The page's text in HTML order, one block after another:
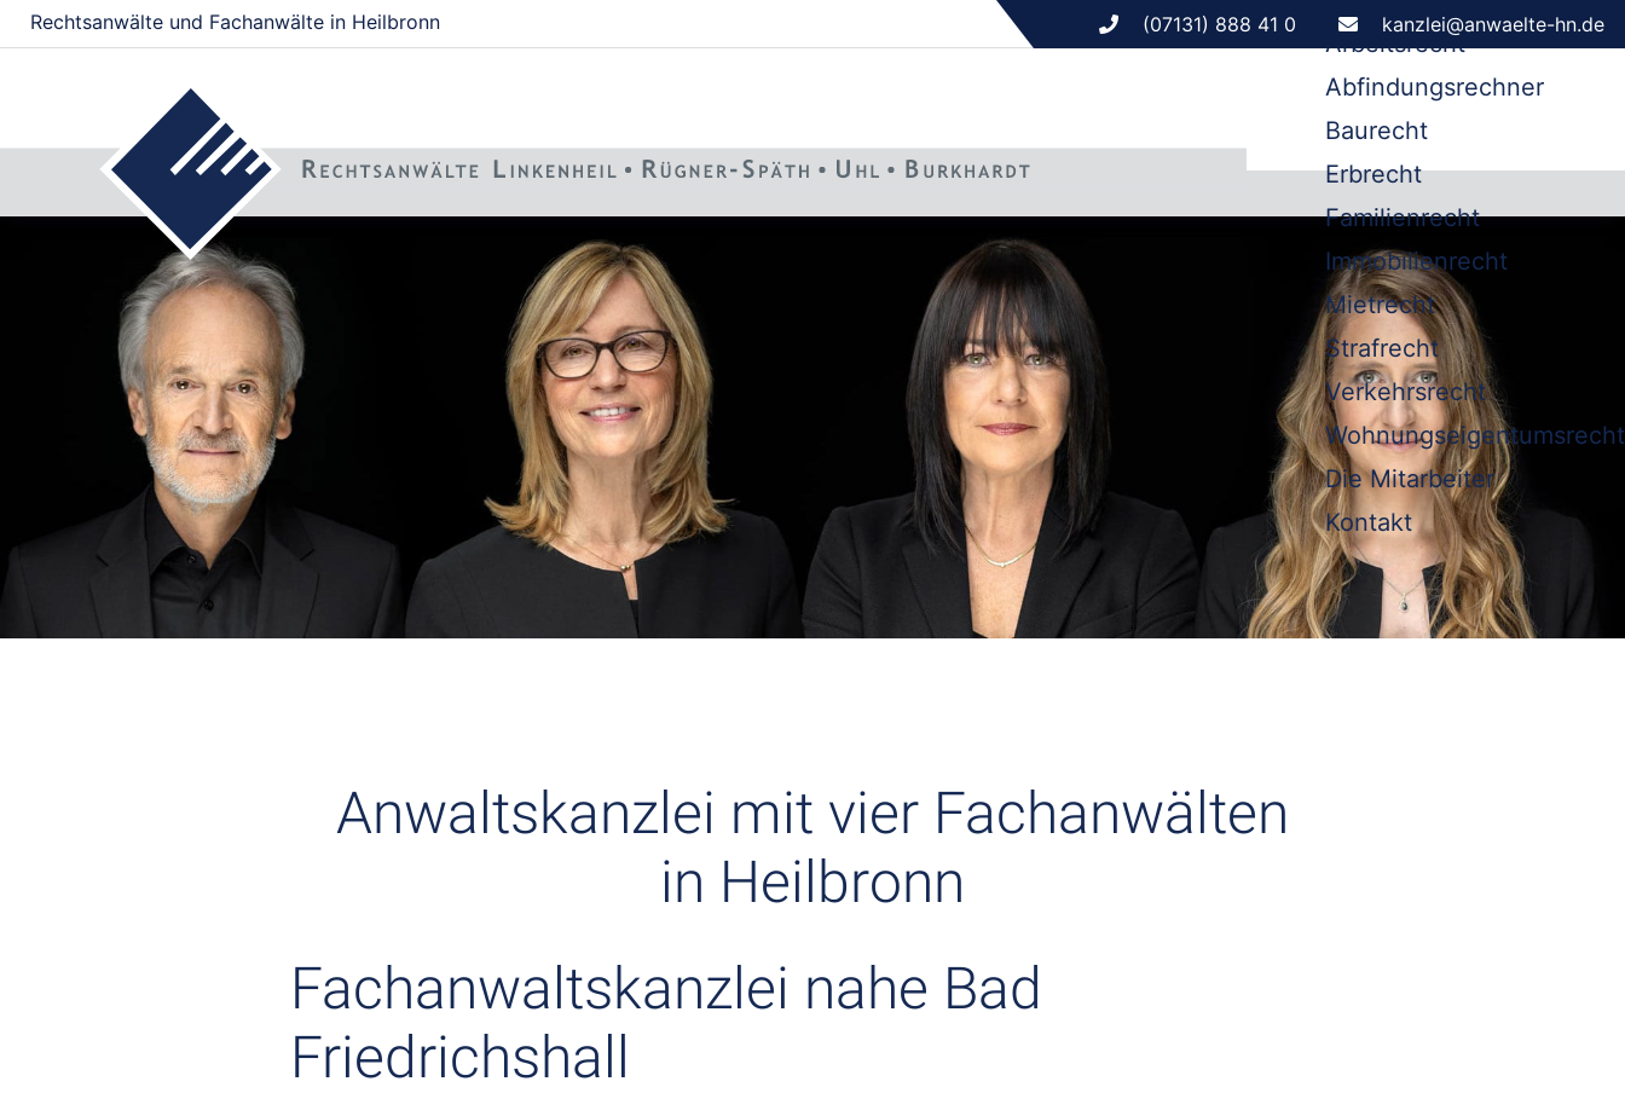
Rechtsanwälte und Fachanwälte in Heilbronn (07131) 888 41 0 kanzlei@anwaelte-hn.de
Arbeitsrecht
Abfindungsrechner
Baurecht
Erbrecht
Familienrecht
Immobilienrecht
Mietrecht
Strafrecht
Verkehrsrecht
Wohnungseigentumsrecht
Die Mitarbeiter
Kontakt
Anwaltskanzlei mit vier Fachanwälten
in Heilbronn
Fachanwaltskanzlei nahe Bad
Friedrichshall